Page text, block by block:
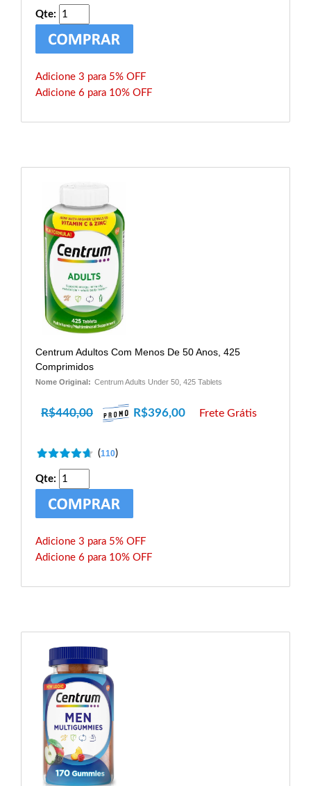
Qte:
Adicione 3 para 5% OFF
Adicione 6 para 10% OFF
Centrum Adultos Com Menos De 50 Anos, 425
Comprimidos
Nome Original: Centrum Adults Under 50, 425 Tablets
R$440,00 R$396,00 Frete Grátis
(110)
Qte:
Adicione 3 para 5% OFF
Adicione 6 para 10% OFF